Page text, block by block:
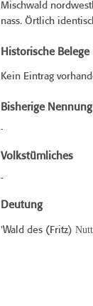
Mischwald
nass. Örtlich
Historische Belege
Kein Eintrag
Bisherige Nennung
-
Volkstümliches
-
Deutung
'Wald des (Fritz) Nutt